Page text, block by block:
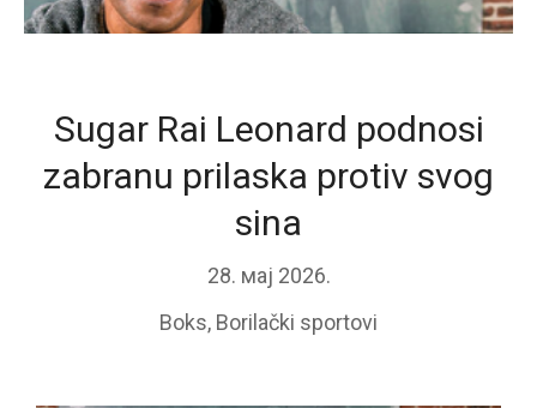
Sugar Rai Leonard podnosi
zabranu prilaska protiv svog
sina
28. мај 2026.
Boks, Borilački sportovi